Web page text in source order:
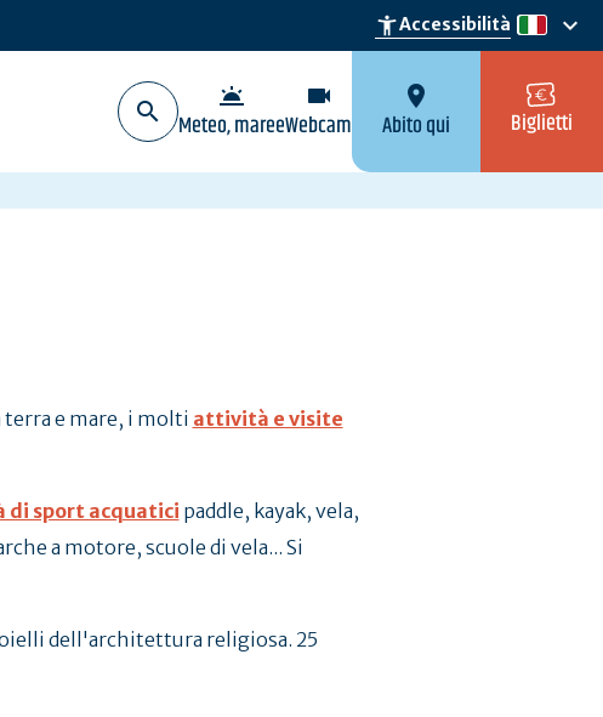
accessibility_newAccessibilità it
keyboard_arrow_down
wb_twilight
Meteo, maree
videocam
Webcam
location_on
Abito qui Biglietti
e mare, i molti attività e visite
sport acquatici paddle, kayak, vela,
a motore, scuole di vela... Si
dell'architettura religiosa. 25